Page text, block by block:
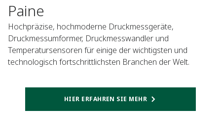
Paine
Hochpräzise, hochmoderne Druckmessgeräte,
Druckmessumformer, Druckmesswandler und
Temperatursensoren für einige der wichtigsten und
technologisch fortschrittlichsten Branchen der Welt.
HIER ERFAHREN SIE MEHR